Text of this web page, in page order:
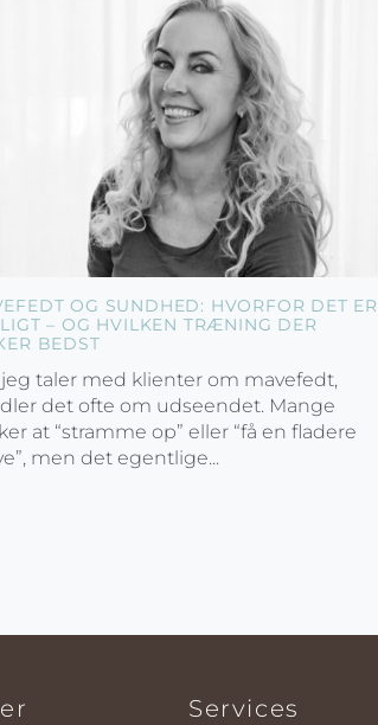
OG SUNDHED: HVORFOR DET ER
– OG HVILKEN TRÆNING DER
BEDST
jeg taler med klienter om mavefedt,
det ofte om udseendet. Mange
at “stramme op” eller “få en fladere
men det egentlige...
Services